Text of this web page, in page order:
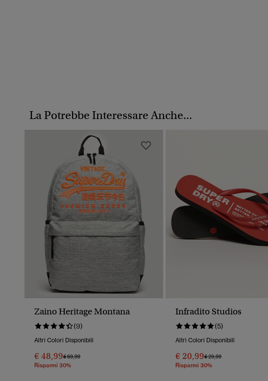
La Potrebbe Interessare Anche...
Zaino Heritage Montana
(9)
Altri Colori Disponibili
€ 48,99Prezzo Ridotto Da
€ 69,99A
Risparmi 30%
Infradito Studios
(5)
Altri Colori Disponibili
€ 20,99Prezzo Ridotto Da
€ 29,99A
Risparmi 30%